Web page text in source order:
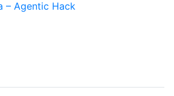
– Agentic Hack